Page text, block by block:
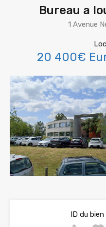
Bureau a
1 Avenue
20 400€
ID du bien